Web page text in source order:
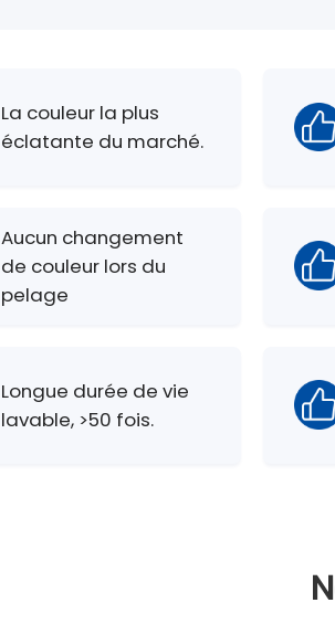
La couleur la plus
éclatante du marché.
Aucun changement
de couleur lors du
pelage
Longue durée de vie
lavable, >50 fois.